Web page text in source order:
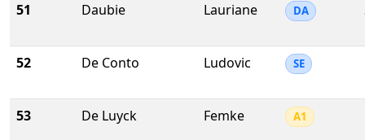
51 Daubie Lauriane DA
52 De Conto Ludovic SE
53 De Luyck Femke A1